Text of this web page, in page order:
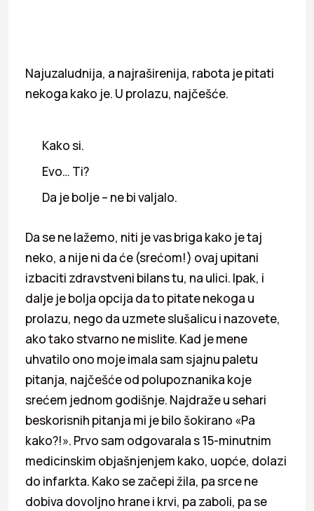
Najuzaludnija, a najraširenija, rabota je pitati
nekoga kako je. U prolazu, najčešće.
Kako si.
Evo… Ti?
Da je bolje – ne bi valjalo.
Da se ne lažemo, niti je vas briga kako je taj
neko, a nije ni da će (srećom!) ovaj upitani
izbaciti zdravstveni bilans tu, na ulici. Ipak, i
dalje je bolja opcija da to pitate nekoga u
prolazu, nego da uzmete slušalicu i nazovete,
ako tako stvarno ne mislite. Kad je mene
uhvatilo ono moje imala sam sjajnu paletu
pitanja, najčešće od polupoznanika koje
srećem jednom godišnje. Najdraže u sehari
beskorisnih pitanja mi je bilo šokirano «Pa
kako?!». Prvo sam odgovarala s 15-minutnim
medicinskim objašnjenjem kako, uopće, dolazi
do infarkta. Kako se začepi žila, pa srce ne
dobiva dovoljno hrane i krvi, pa zaboli, pa se